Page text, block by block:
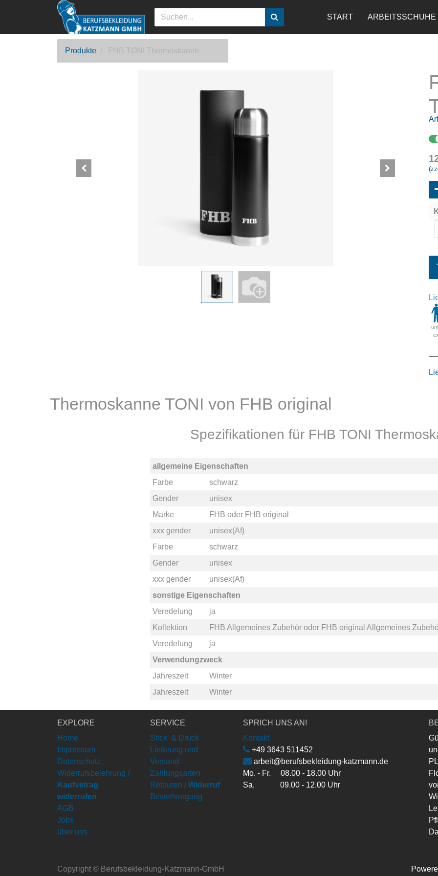
START ARBEITSSCHUHE
Produkte FHB TONI Thermoskanne
Thermoskanne TONI von FHB original
Spezifikationen für FHB TONI
allgemeine Eigenschaften
Farbe
schwarz
Gender
unisex
Marke
FHB oder FHB original
xxx gender
unisex(Af)
Farbe
schwarz
Gender
unisex
xxx gender
unisex(Af)
sonstige Eigenschaften
Veredelung
ja
Kollektion
FHB Allgemeines Zubehöroder FHB original Allgemeines
Veredelung
ja
Verwendungzweck
Jahreszeit
Winter
Jahreszeit
Winter
EXPLORE
Home
Impressum
Datenschutz
Widerrufsbelehrung /
Kaufvetrag
widerrufen
AGB
Jobs
über uns
SERVICE
Stick & Druck
Lieferung und
Versand
Zahlungsarten
Retouren / Widerruf
Bestellvorgang
SPRICH UNS AN!
Kontakt
+49 3643 511452
arbeit@berufsbekleidung-katzmann.de
Mo. - Fr. 08.00 - 18.00 Uhr
Sa. 09.00 - 12.00 Uhr
Copyright © Berufsbekleidung-Katzmann-GmbH